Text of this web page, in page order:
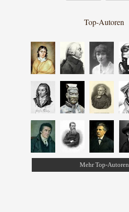
Top-Autoren
Mehr Top-Autoren